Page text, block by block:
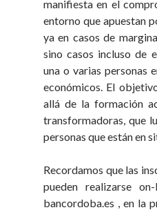
manifiesta en el
entorno que apuestan
ya en casos de
sino casos incluso de
una o varias personas
económicos. El
allá de la formación
transformadoras, que
personas que están en
Recordamos que las
pueden realizarse
bancordoba.es , en la